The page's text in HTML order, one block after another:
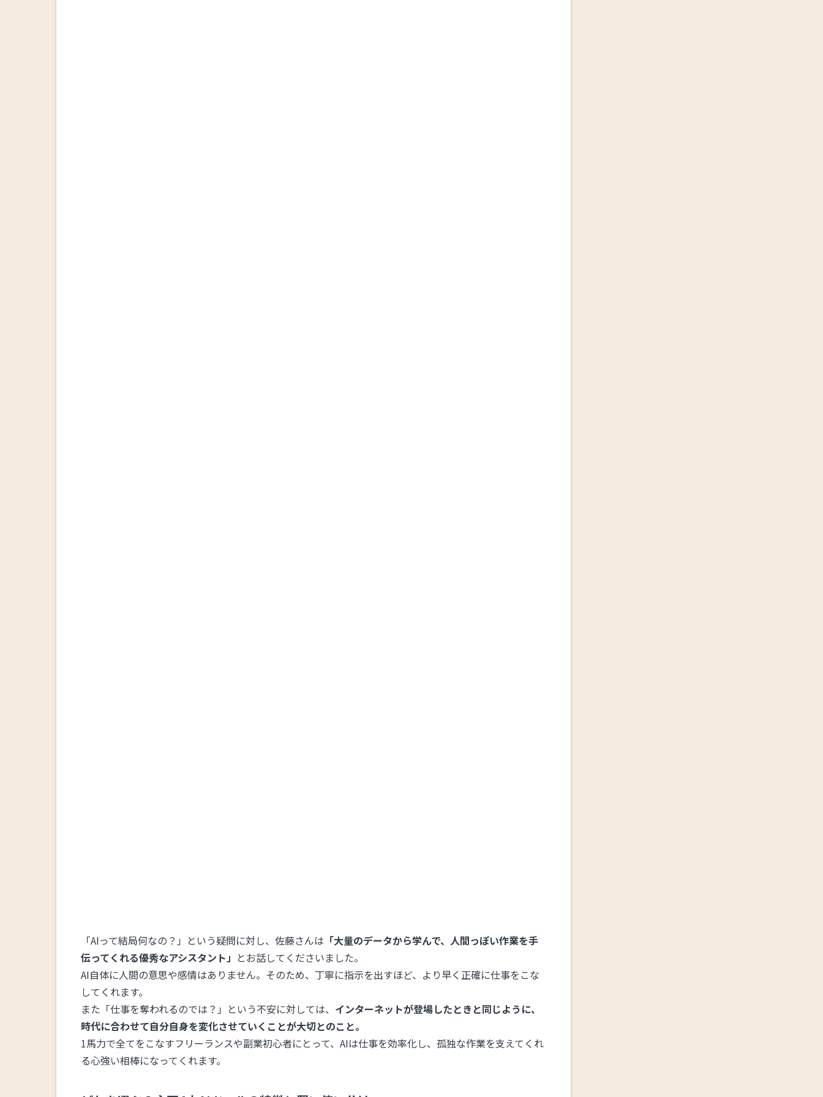
「AIって結局何なの？」という疑問に対し、佐藤さんは 「大量のデータから学んで、人間っぽい作業を手
伝ってくれる優秀なアシスタント」 とお話してくださいました。
AI自体に人間の意思や感情はありません。そのため、丁寧に指示を出すほど、より早く正確に仕事をこな
してくれます。
また「仕事を奪われるのでは？」という不安に対しては、 インターネットが登場したときと同じように、
時代に合わせて自分自身を変化させていくことが大切とのこと。
1馬力で全てをこなすフリーランスや副業初心者にとって、AIは仕事を効率化し、孤独な作業を支えてくれ
る心強い相棒になってくれます。